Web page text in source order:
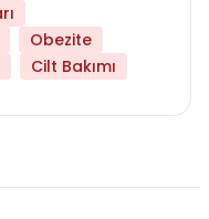
Obezite
Cilt Bakımı